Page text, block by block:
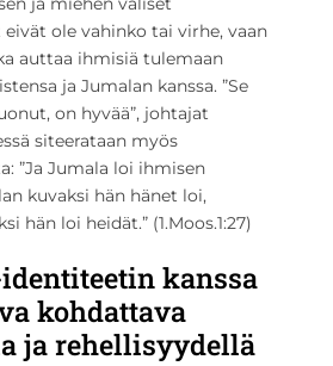
ole vahinko tai virhe, vaan
auttaa ihmisiä tulemaan
ja Jumalan kanssa. ”Se
on hyvää”, johtajat
siteerataan myös
”Ja Jumala loi ihmisen
kuvaksi hän hänet loi,
hän loi heidät.” (1.Moos.1:27)
kanssa
kohdattava
ja rehellisyydellä